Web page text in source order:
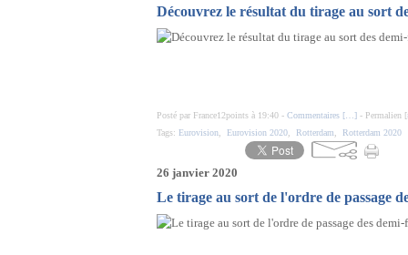
Découvrez le résultat du tirage au sort
Posté par France12points à 19:40 - Commentaires [ ] - Permalien [
Tags: Eurovision Eurovision 2020 Rotterdam Rotterdam 2020
26 janvier 2020
Le tirage au sort de l'ordre de passage